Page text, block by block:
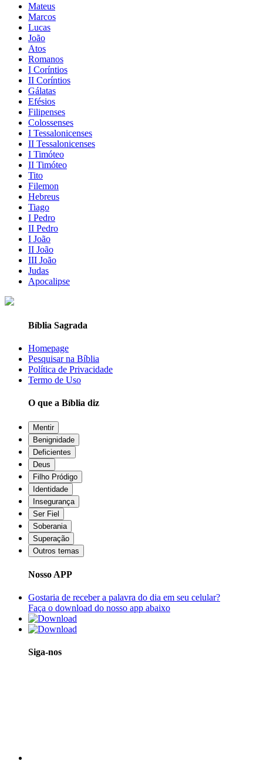
Mateus
Marcos
Lucas
João
Atos
Romanos
I Coríntios
II Coríntios
Gálatas
Efésios
Filipenses
Colossenses
I Tessalonicenses
II Tessalonicenses
I Timóteo
II Timóteo
Tito
Filemon
Hebreus
Tiago
I Pedro
II Pedro
I João
II João
III João
Judas
Apocalipse
Bíblia Sagrada
Homepage
Pesquisar na Bíblia
Política de Privacidade
Termo de Uso
O que a Bíblia diz
Mentir
Benignidade
Deficientes
Deus
Filho Pródigo
Identidade
Insegurança
Ser Fiel
Soberania
Superação
Outros temas
Nosso APP
Gostaria de receber a palavra do dia em seu celular?
Faça o download do nosso app abaixo
Siga-nos